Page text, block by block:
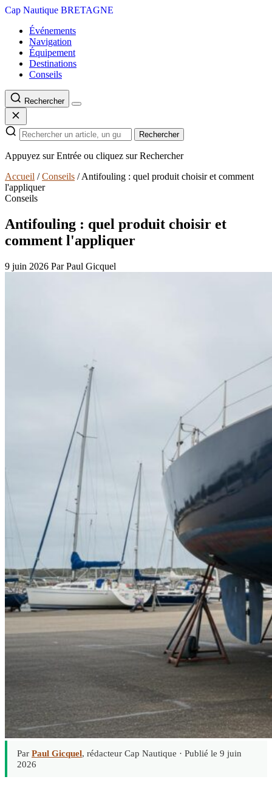
Cap Nautique BRETAGNE
Événements
Navigation
Équipement
Destinations
Conseils
Rechercher
Rechercher
Appuyez sur Entrée ou cliquez sur Rechercher
Accueil / Conseils / Antifouling : quel produit choisir et comment
l'appliquer
Conseils
Antifouling : quel produit choisir et
comment l'appliquer
9 juin 2026 Par Paul Gicquel
Par Paul Gicquel, rédacteur Cap Nautique · Publié le 9 juin
2026